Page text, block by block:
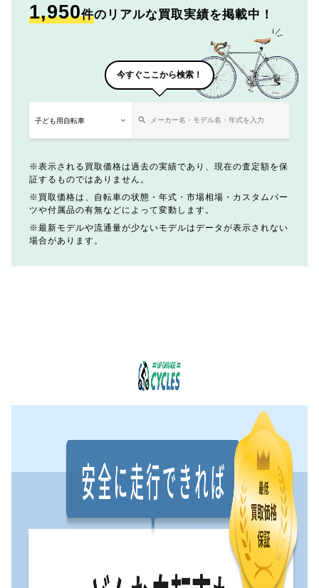
1,950件のリアルな買取実績を掲載中！
今すぐここから検索！
表示される買取価格は過去の実績であり、現在の査定額を保
証するものではありません。
買取価格は、自転車の状態・年式・市場相場・カスタムパー
ツや付属品の有無などによって変動します。
最新モデルや流通量が少ないモデルはデータが表示されない
場合があります。